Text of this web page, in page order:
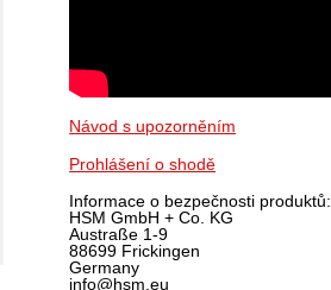
Návod s upozorněním
Prohlášení o shodě
Informace o bezpečnosti
HSM GmbH + Co. KG
Austraße 1-9
88699 Frickingen
Germany
info@hsm.eu